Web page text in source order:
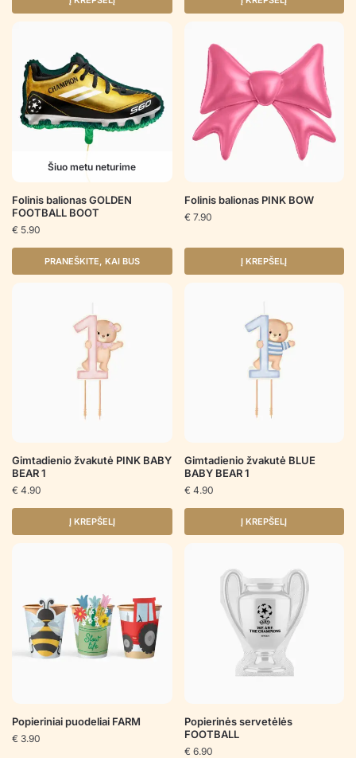
Šiuo metu neturime
Folinis balionas GOLDEN
FOOTBALL BOOT
€ 5.90
PRANEŠKITE, KAI BUS
Folinis balionas PINK BOW
€ 7.90
Į KREPŠELĮ
Gimtadienio žvakutė PINK BABY
BEAR 1
€ 4.90
Į KREPŠELĮ
Gimtadienio žvakutė BLUE
BABY BEAR 1
€ 4.90
Į KREPŠELĮ
Popieriniai puodeliai FARM
€ 3.90
Popierinės servetėlės
FOOTBALL
€ 6.90